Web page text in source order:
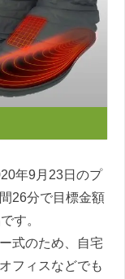
年9月23日のプ
26分で目標金額
す。
式のため、自宅
フィスなどでも